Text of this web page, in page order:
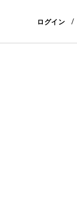
ログイン